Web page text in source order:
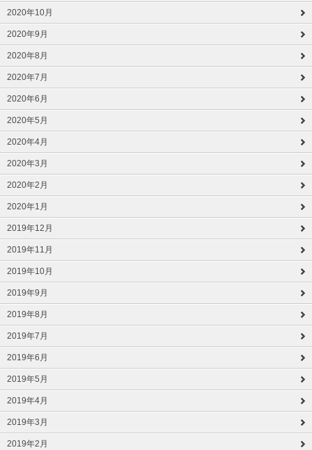
2020年10月
2020年9月
2020年8月
2020年7月
2020年6月
2020年5月
2020年4月
2020年3月
2020年2月
2020年1月
2019年12月
2019年11月
2019年10月
2019年9月
2019年8月
2019年7月
2019年6月
2019年5月
2019年4月
2019年3月
2019年2月